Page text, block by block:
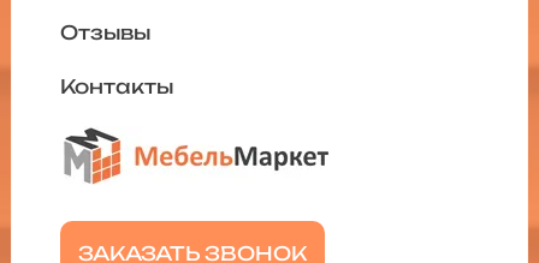
ЗАКАЗАТЬ ЗВОНОК
Отзывы
Контакты